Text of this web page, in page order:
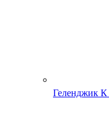
Геленджик К